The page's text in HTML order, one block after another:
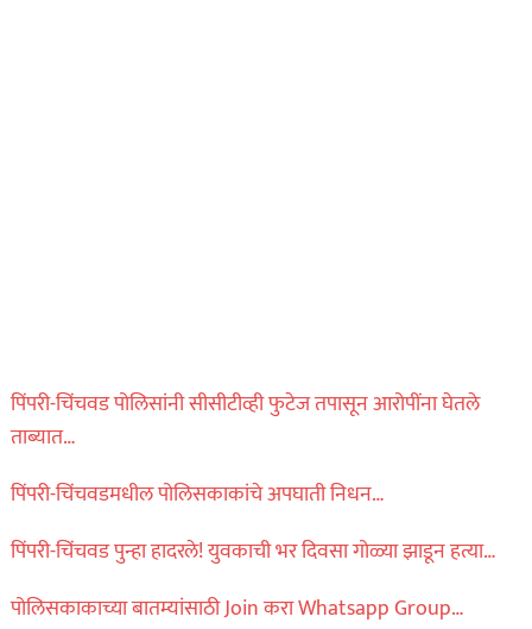
पिंपरी-चिंचवड पोलिसांनी सीसीटीव्ही फुटेज तपासून आरोपींना घेतले
ताब्यात…
पिंपरी-चिंचवडमधील पोलिसकाकांचे अपघाती निधन…
पिंपरी-चिंचवड पुन्हा हादरले! युवकाची भर दिवसा गोळ्या झाडून हत्या…
पोलिसकाकाच्या बातम्यांसाठी Join करा Whatsapp Group…